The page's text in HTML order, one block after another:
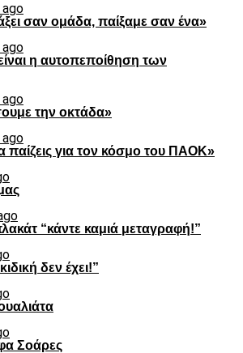
ago
σαν ομάδα, παίξαμε σαν ένα»
ago
η αυτοπεποίθηση των
ago
την οκτάδα»
ago
παίζεις για τον κόσμο του ΠΑΟΚ»
“κάντε καμιά μεταγραφή!”
δεν έχει!”
Σοάρες